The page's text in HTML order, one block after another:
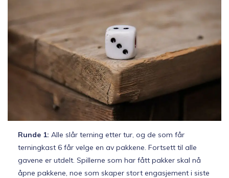
Runde 1: Alle slår terning etter tur, og de som får
terningkast 6 får velge en av pakkene. Fortsett til alle
gavene er utdelt. Spillerne som har fått pakker skal nå
åpne pakkene, noe som skaper stort engasjement i siste